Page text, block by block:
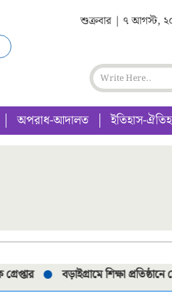
শুক্রবার | ৭ আগস্ট,
অপরাধ-আদালত ইতিহাস-
বড়াইগ্রামে শিক্ষা প্রতিষ্ঠানে যৌন